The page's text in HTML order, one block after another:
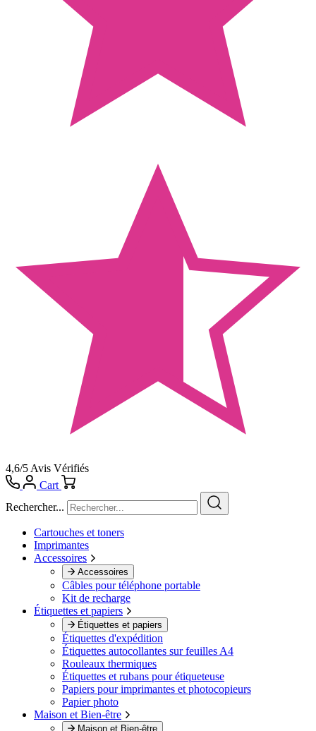
4,6/5 Avis Vérifiés
Cart
Rechercher...
Cartouches et toners
Imprimantes
Accessoires
Accessoires
Câbles pour téléphone portable
Kit de recharge
Étiquettes et papiers
Étiquettes et papiers
Étiquettes d'expédition
Étiquettes autocollantes sur feuilles A4
Rouleaux thermiques
Étiquettes et rubans pour étiqueteuse
Papiers pour imprimantes et photocopieurs
Papier photo
Maison et Bien-être
Maison et Bien-être